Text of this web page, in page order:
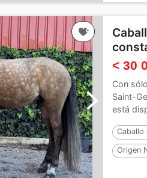
< 30
Con
Saint-
está
Caballo
Origen